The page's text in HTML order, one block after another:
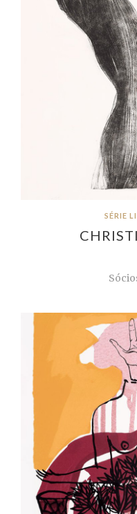
SÉRIE